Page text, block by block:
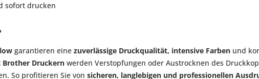
sofort drucken
garantieren eine zuverlässige Druckqualität, intensive Farben und
Druckern werden Verstopfungen oder Austrocknen des
So profitieren Sie von sicheren, langlebigen und professionellen